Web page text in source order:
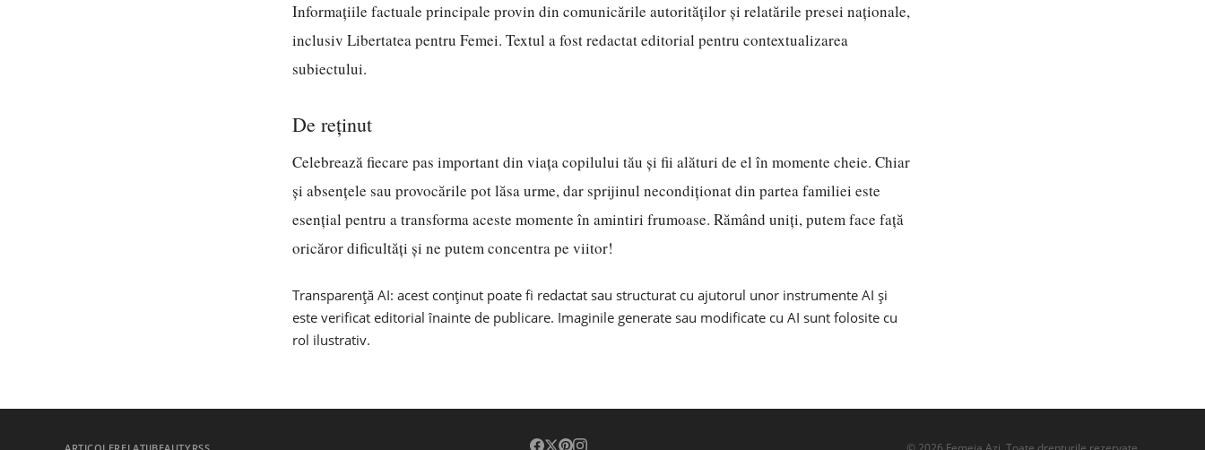
Informațiile factuale principale provin din comunicările autorităților și relatările presei naționale,
inclusiv Libertatea pentru Femei. Textul a fost redactat editorial pentru contextualizarea
subiectului.
De reținut
Celebrează fiecare pas important din viața copilului tău și fii alături de el în momente cheie. Chiar
și absențele sau provocările pot lăsa urme, dar sprijinul necondiționat din partea familiei este
esențial pentru a transforma aceste momente în amintiri frumoase. Rămând uniți, putem face față
oricăror dificultăți și ne putem concentra pe viitor!
Transparență AI: acest conținut poate fi redactat sau structurat cu ajutorul unor instrumente AI și
este verificat editorial înainte de publicare. Imaginile generate sau modificate cu AI sunt folosite cu
rol ilustrativ.
ARTICOLERELAȚIIBEAUTYRSS